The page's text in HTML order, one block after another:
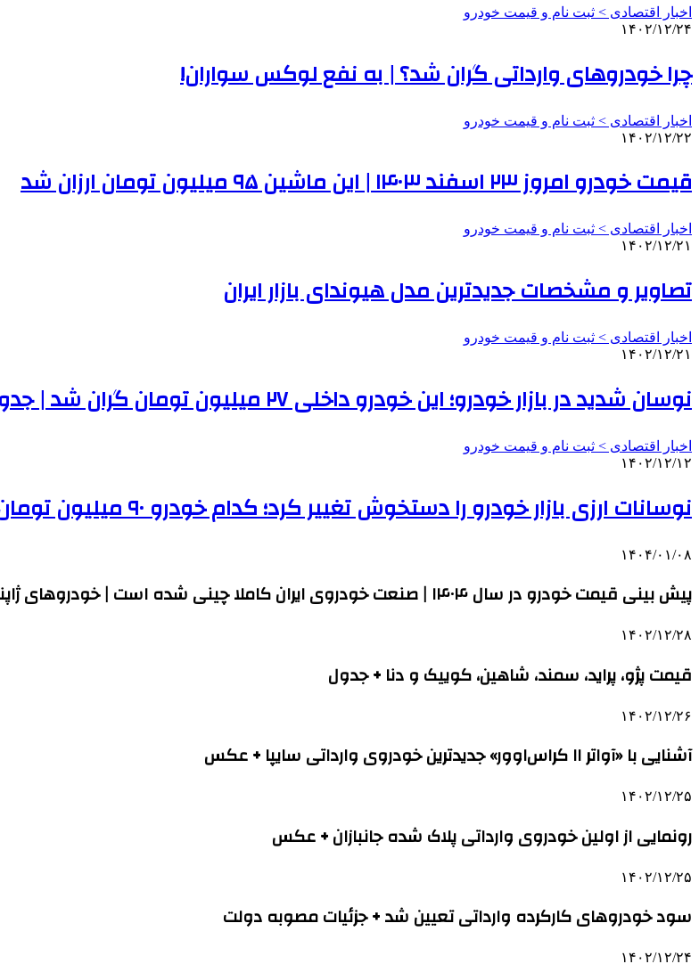
اخبار اقتصادی > ثبت نام و قیمت خودرو
۱۴۰۲/۱۲/۲۴
چرا خودروهای وارداتی گران شد؟ | به نفع لوکس سواران!
اخبار اقتصادی > ثبت نام و قیمت خودرو
۱۴۰۲/۱۲/۲۲
قیمت خودرو امروز ۲۳ اسفند ۱۴۰۳ | این ماشین ۹۵ میلیون تومان ارزان شد
اخبار اقتصادی > ثبت نام و قیمت خودرو
۱۴۰۲/۱۲/۲۱
تصاویر و مشخصات جدیدترین مدل هیوندای بازار ایران
اخبار اقتصادی > ثبت نام و قیمت خودرو
۱۴۰۲/۱۲/۲۱
نوسان شدید در بازار خودرو؛ این خودرو داخلی ۲۷ میلیون تومان گران شد | جدول قیمت ها
اخبار اقتصادی > ثبت نام و قیمت خودرو
۱۴۰۲/۱۲/۱۲
نوسانات ارزی بازار خودرو را دستخوش تغییر کرد؛ کدام خودرو ۹۰ میلیون تومان گران شد؟ | جدول قیمت ها
۱۴۰۴/۰۱/۰۸
پیش بینی قیمت خودرو در سال ۱۴۰۴ | صنعت خودروی ایران کاملا چینی شده است | خودروهای ژاپنی هم از چین وارد می‌شوند
۱۴۰۲/۱۲/۲۸
قیمت پژو، پراید، سمند، شاهین، کوییک و دنا + جدول
۱۴۰۲/۱۲/۲۶
آشنایی با «آواتر ۱۱ کراس‌اوور» جدیدترین خودروی وارداتی سایپا + عکس
۱۴۰۲/۱۲/۲۵
رونمایی از اولین خودروی وارداتی پلاک شده جانبازان + عکس
۱۴۰۲/۱۲/۲۵
سود خودروهای کارکرده وارداتی تعیین شد + جزئیات مصوبه دولت
۱۴۰۲/۱۲/۲۴